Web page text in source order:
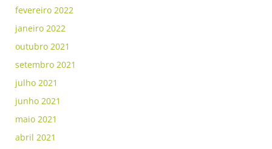
fevereiro 2022
janeiro 2022
outubro 2021
setembro 2021
julho 2021
junho 2021
maio 2021
abril 2021